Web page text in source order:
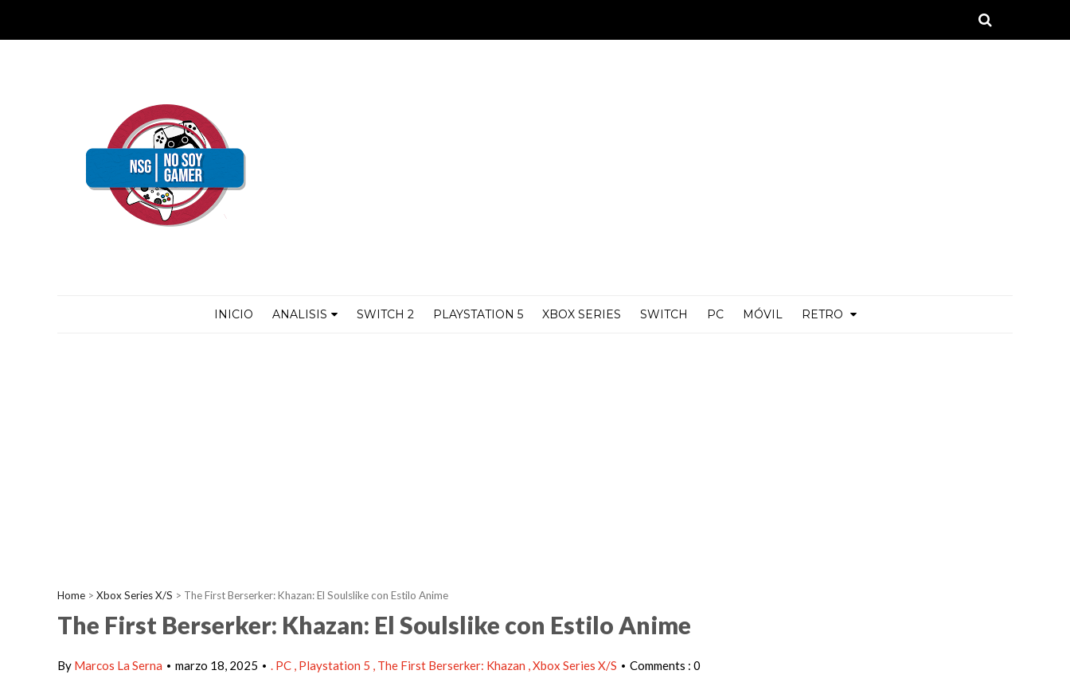
INICIO ANALISIS SWITCH 2 PLAYSTATION 5 XBOX SERIES SWITCH PC MÓVIL RETRO
Home > Xbox Series X/S > The First Berserker: Khazan: El Soulslike con Estilo Anime
The First Berserker: Khazan: El Soulslike con Estilo Anime
By Marcos La Serna • marzo 18, 2025 • . PC Playstation 5 The First Berserker: Khazan Xbox Series X/S • Comments : 0